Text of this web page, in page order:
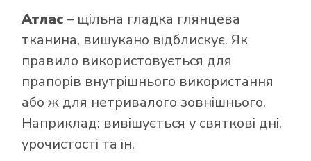
Атлас– щільна гладка глянцева
тканина, вишукано відблискує. Як
правило використовується для
прапорів внутрішнього використання
або ж для нетривалого зовнішнього.
Наприклад: вивішується у святкові дні,
урочистості та ін.